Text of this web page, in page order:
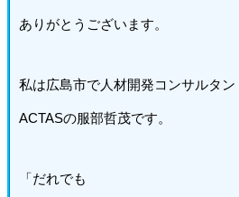
ありがとうございます。
私は広島市で人材開発コンサルタ
ACTASの服部哲茂です。
「だれでも